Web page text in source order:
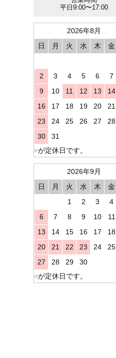
平日9:00〜17:00
2026年8月
日
月 火 水 木 金
2
3 4 5 6 7
9
10 11 12 13 14
16
17 18 19 20 21
23
24 25 26 27 28
30
31
■が定休日です。
2026年9月
日
月 火 水 木 金
1
2 3 4
6
7 8 9 10 11
13
14 15 16 17 18
20
21 22 23 24 25
27
28 29
30
■が定休日です。